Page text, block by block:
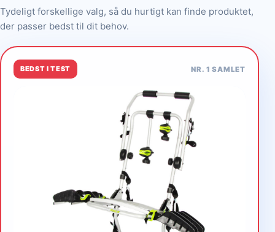
Tydeligt forskellige valg, så du hurtigt kan finde produktet,
der passer bedst til dit behov.
BEDST I TEST NR. 1 SAMLET